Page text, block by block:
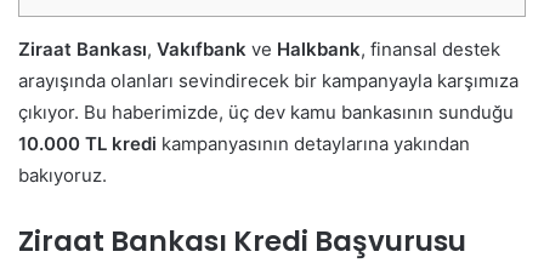
Ziraat Bankası, Vakıfbank ve Halkbank, finansal destek
arayışında olanları sevindirecek bir kampanyayla karşımıza
çıkıyor. Bu haberimizde, üç dev kamu bankasının sunduğu
10.000 TL kredi kampanyasının detaylarına yakından
bakıyoruz.
Ziraat Bankası Kredi Başvurusu